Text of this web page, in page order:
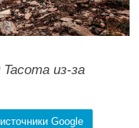
из-за
Google